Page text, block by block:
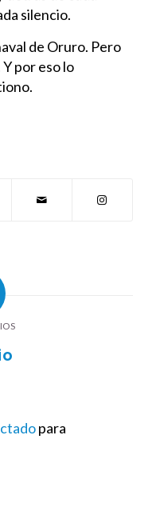
silencio.
de Oruro. Pero
por eso lo
para